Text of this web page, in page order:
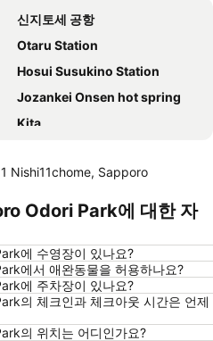
신지토세 공항
Otaru Station
Hosui Susukino Station
Jozankei Onsen hot spring
Kita
Chitose Station
Nishi11chome, Sapporo
Odori Park에 대한 자
에 수영장이 있나요?
에서 애완동물을 허용하나요?
에 주차장이 있나요?
의 체크인과 체크아웃 시간은 언제
의 위치는 어디인가요?